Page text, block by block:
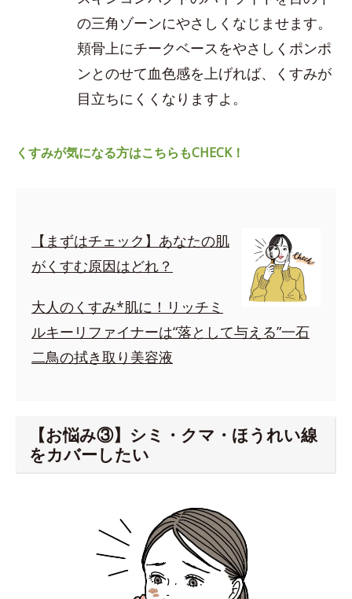
の三角ゾーンにやさしくなじませます。
頬骨上にチークベースをやさしくポンポ
ンとのせて血色感を上げれば、くすみが
目立ちにくくなりますよ。
くすみが気になる方はこちらもCHECK！
【まずはチェック】あなたの肌
がくすむ原因はどれ？
大人のくすみ*肌に！リッチミ
ルキーリファイナーは“落として与える”一石
二鳥の拭き取り美容液
【お悩み③】シミ・クマ・ほうれい線
をカバーしたい